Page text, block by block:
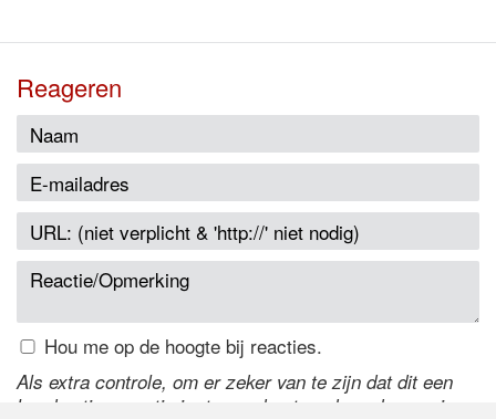
Reageren
Hou me op de hoogte bij reacties.
Als extra controle, om er zeker van te zijn dat dit een
handmatige reactie is, typ onderstaande code over in